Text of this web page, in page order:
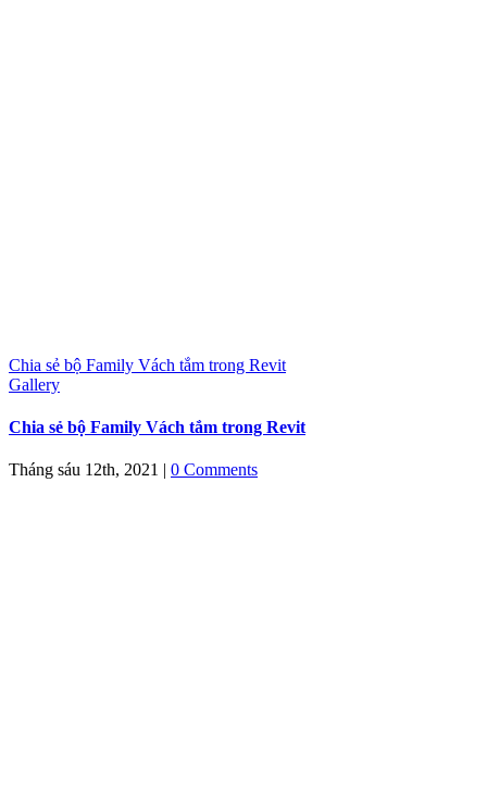
Chia sẻ bộ Family Vách tắm trong Revit
Gallery
Chia sẻ bộ Family Vách tắm trong Revit
Tháng sáu 12th, 2021 | 0 Comments